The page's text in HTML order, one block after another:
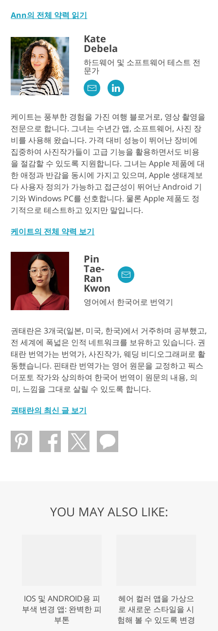
Ann의 전체 약력 읽기
Kate
Debela
하드웨어 및 소프트웨어 테스트 전
문가
케이트는 풍부한 경험을 가진 여행 블로거로, 영상 촬영을
전문으로 합니다. 그녀는 수년간 앱, 소프트웨어, 사진 장
비를 사용해 왔습니다. 가격 대비 성능이 뛰어난 장비에
집중하여 사진작가들이 고급 기능을 활용하면서도 비용
을 절감할 수 있도록 지원합니다. 그녀는 Apple 제품에 대
한 애정과 반감을 동시에 가지고 있으며, Apple 생태계보
다 사용자 정의가 가능하고 접근성이 뛰어난 Android 기
기와 Windows PC를 선호합니다. 물론 Apple 제품도 정
기적으로 테스트하고 있지만 말입니다.
케이트의 전체 약력 보기
Pin
Tae-
Ran
Kwon
영어에서 한국어로 번역기
권태란은 3개국(일본, 미국, 한국)에서 거주하며 공부했고,
전 세계에 폭넓은 인적 네트워크를 보유하고 있습니다. 권
태란 번역가는 번역가, 사진작가, 웨딩 비디오그래퍼로 활
동했습니다. 핀태란 번역가는 영어 원문을 교정하고 픽스
더포토 작가와 상의하여 한국어 번역이 원문의 내용, 의
미, 느낌을 그대로 살릴 수 있도록 합니다.
권태란의 최신 글 보기
YOU MAY ALSO LIKE:
IOS 및 ANDROID용 피
부색 변경 앱: 완벽한 피
부톤
헤어 컬러 앱을 가상으
로 새로운 스타일을 시
험해 볼 수 있도록 변경